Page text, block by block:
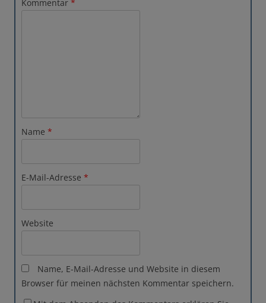
Kommentar *
Name *
E-Mail-Adresse *
Website
Name, E-Mail-Adresse und Website in diesem
Browser für meinen nächsten Kommentar speichern.